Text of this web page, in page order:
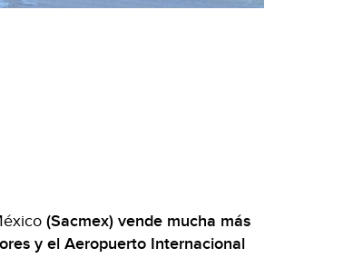
(Sacmex) vende mucha más
y el Aeropuerto Internacional